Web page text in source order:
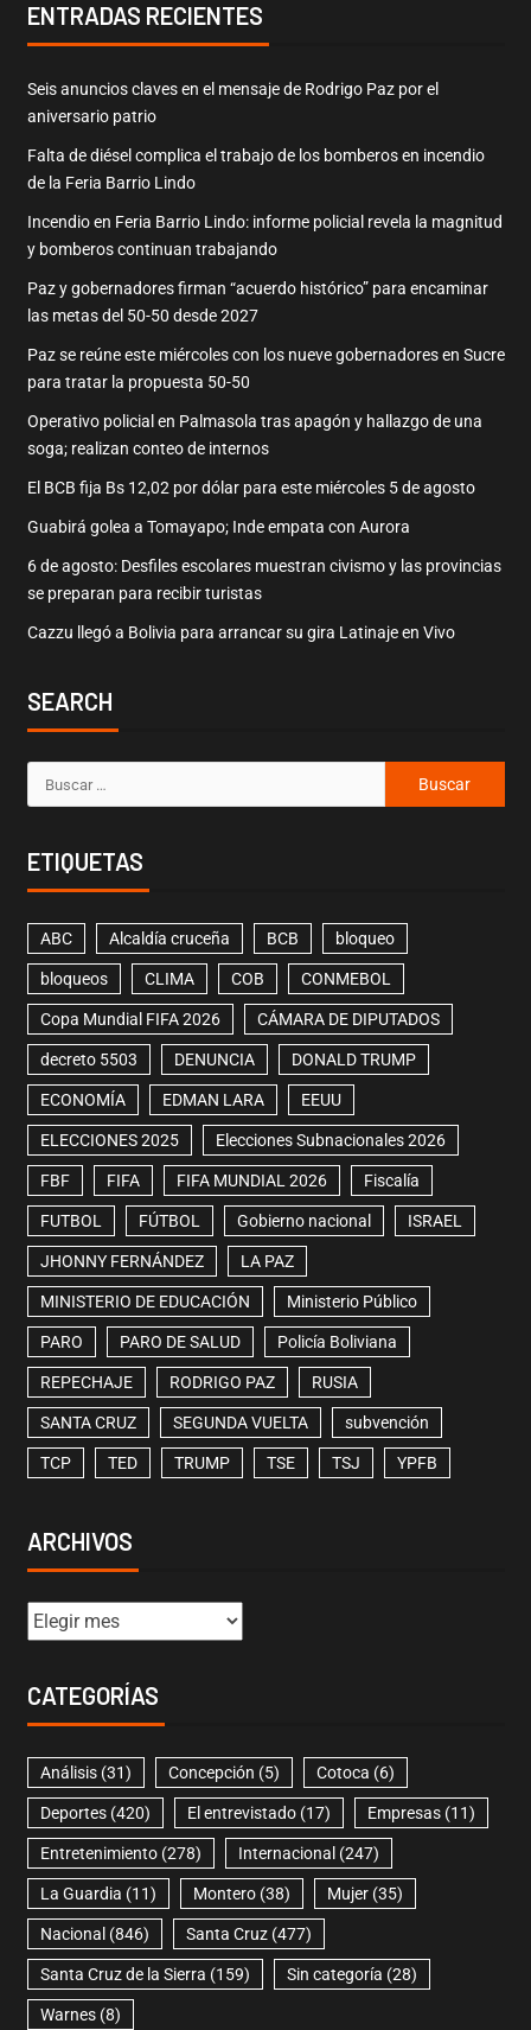
ENTRADAS RECIENTES
Seis anuncios claves en el mensaje de Rodrigo Paz por el
aniversario patrio
Falta de diésel complica el trabajo de los bomberos en incendio
de la Feria Barrio Lindo
Incendio en Feria Barrio Lindo: informe policial revela la magnitud
y bomberos continuan trabajando
Paz y gobernadores firman “acuerdo histórico” para encaminar
las metas del 50-50 desde 2027
Paz se reúne este miércoles con los nueve gobernadores en Sucre
para tratar la propuesta 50-50
Operativo policial en Palmasola tras apagón y hallazgo de una
soga; realizan conteo de internos
El BCB fija Bs 12,02 por dólar para este miércoles 5 de agosto
Guabirá golea a Tomayapo; Inde empata con Aurora
6 de agosto: Desfiles escolares muestran civismo y las provincias
se preparan para recibir turistas
Cazzu llegó a Bolivia para arrancar su gira Latinaje en Vivo
SEARCH
ETIQUETAS
ABC Alcaldía cruceña BCB bloqueo
bloqueos CLIMA COB CONMEBOL
Copa Mundial FIFA 2026 CÁMARA DE DIPUTADOS
decreto 5503 DENUNCIA DONALD TRUMP
ECONOMÍA EDMAN LARA EEUU
ELECCIONES 2025 Elecciones Subnacionales 2026
FBF FIFA FIFA MUNDIAL 2026 Fiscalía
FUTBOL FÚTBOL Gobierno nacional ISRAEL
JHONNY FERNÁNDEZ LA PAZ
MINISTERIO DE EDUCACIÓN Ministerio Público
PARO PARO DE SALUD Policía Boliviana
REPECHAJE RODRIGO PAZ RUSIA
SANTA CRUZ SEGUNDA VUELTA subvención
TCP TED TRUMP TSE TSJ YPFB
ARCHIVOS
CATEGORÍAS
Análisis(31) Concepción (5) Cotoca (6)
Deportes(420) El entrevistado(17) Empresas(11)
Entretenimiento(278) Internacional (247)
La Guardia (11) Montero(38) Mujer(35)
Nacional (846) Santa Cruz(477)
Santa Cruz de la Sierra (159) Sin categoría (28)
Warnes(8)